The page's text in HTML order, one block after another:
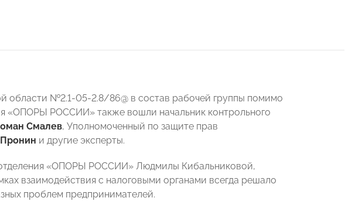
области №2.1-05-2.8/86@ в состав рабочей группы помимо
«ОПОРЫ РОССИИ» также вошли начальник контрольного
Смалев, Уполномоченный по защите прав
и другие эксперты.
отделения «ОПОРЫ РОССИИ» Людмилы Кибальниковой,
взаимодействия с налоговыми органами всегда решало
проблем предпринимателей.